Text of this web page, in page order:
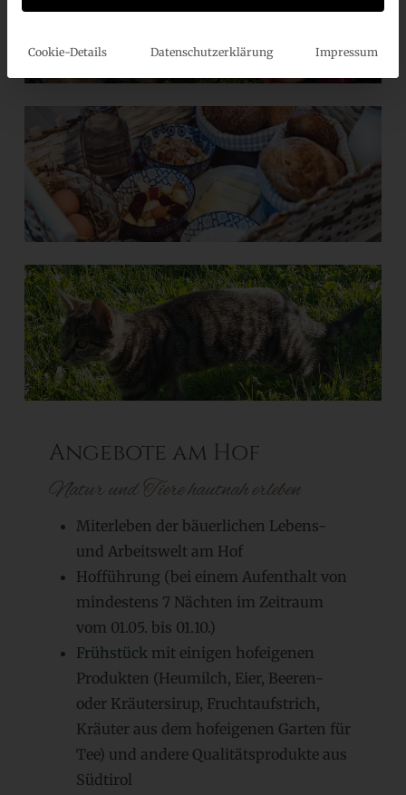
Angebote am Hof
Natur und Tiere hautnah erleben
Miterleben der bäuerlichen Lebens-
und Arbeitswelt am Hof
Hofführung (bei einem Aufenthalt von
mindestens 7 Nächten im Zeitraum
vom 01.05. bis 01.10.)
Frühstückmit einigen hofeigenen
Produkten (Heumilch, Eier, Beeren-
oder Kräutersirup, Fruchtaufstrich,
Kräuter aus dem hofeigenen Garten für
Tee) und andere Qualitätsprodukte aus
Südtirol
Cookie-Details Datenschutzerklärung Impressum